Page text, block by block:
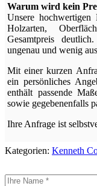
Warum wird kein
Unsere
Holzarten,
Gesamtpreis
ungenau und wenig
Mit einer kurzen
ein persönliches
enthält passende
sowie gegebenenfalls
Ihre Anfrage ist
Kategorien: Kenneth